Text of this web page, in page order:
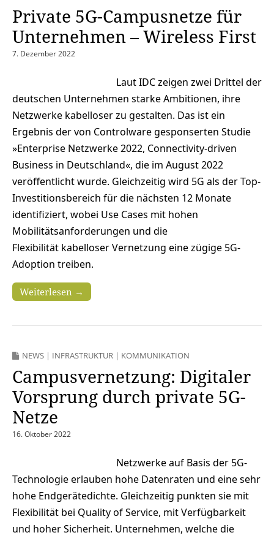
Private 5G-Campusnetze für
Unternehmen – Wireless First
7. Dezember 2022
Laut IDC zeigen zwei Drittel der
deutschen Unternehmen starke Ambitionen, ihre
Netzwerke kabelloser zu gestalten. Das ist ein
Ergebnis der von Controlware gesponserten Studie
»Enterprise Netzwerke 2022, Connectivity-driven
Business in Deutschland«, die im August 2022
veröffentlicht wurde. Gleichzeitig wird 5G als der Top-
Investitionsbereich für die nächsten 12 Monate
identifiziert, wobei Use Cases mit hohen
Mobilitätsanforderungen und die
Flexibilität kabelloser Vernetzung eine zügige 5G-
Adoption treiben.
Weiterlesen →
NEWS | INFRASTRUKTUR | KOMMUNIKATION
Campusvernetzung: Digitaler
Vorsprung durch private 5G-
Netze
16. Oktober 2022
Netzwerke auf Basis der 5G-
Technologie erlauben hohe Datenraten und eine sehr
hohe Endgerätedichte. Gleichzeitig punkten sie mit
Flexibilität bei Quality of Service, mit Verfügbarkeit
und hoher Sicherheit. Unternehmen, welche die